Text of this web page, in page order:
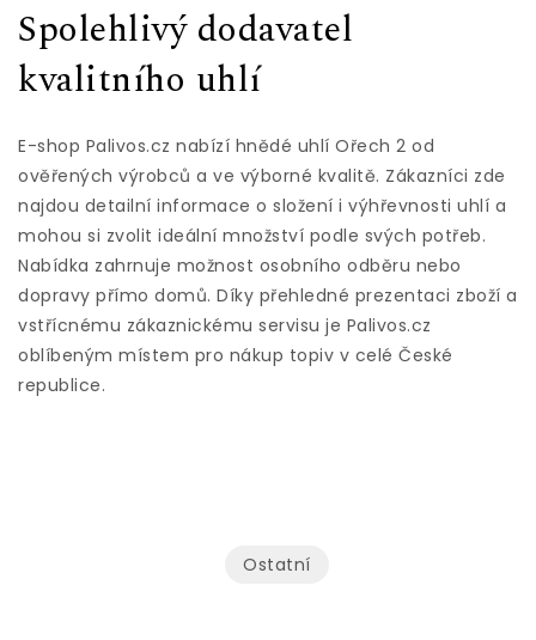
Spolehlivý dodavatel
kvalitního uhlí
E-shop Palivos.cz nabízí hnědé uhlí Ořech 2 od
ověřených výrobců a ve výborné kvalitě. Zákazníci zde
najdou detailní informace o složení i výhřevnosti uhlí a
mohou si zvolit ideální množství podle svých potřeb.
Nabídka zahrnuje možnost osobního odběru nebo
dopravy přímo domů. Díky přehledné prezentaci zboží a
vstřícnému zákaznickému servisu je Palivos.cz
oblíbeným místem pro nákup topiv v celé České
republice.
Ostatní